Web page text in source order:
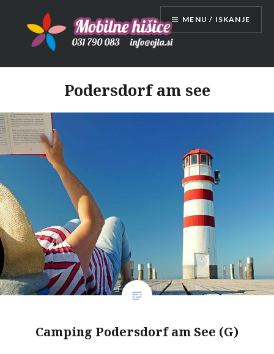
to
content
Mobilne hišice
MENU / ISKANJE
Podersdorf am see
Camping Podersdorf am See (G)